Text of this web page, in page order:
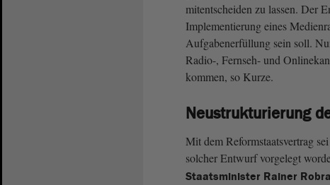
mitentscheiden zu lassen. Der
Implementierung eines
Aufgabenerfüllung sein soll.
Radio-, Fernseh- und
kommen, so Kurze.
Neustrukturierung
Mit dem Reformstaatsvertrag
solcher Entwurf vorgelegt
Staatsminister Rainer